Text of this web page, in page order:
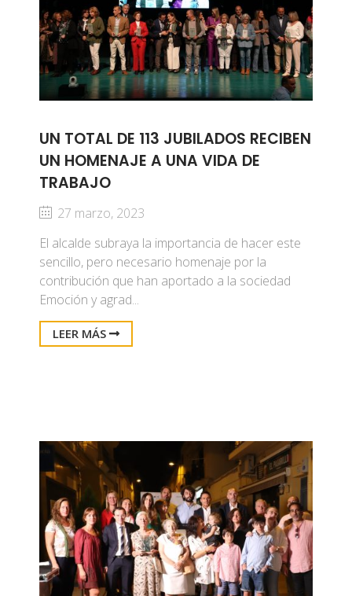
UN TOTAL DE 113 JUBILADOS RECIBEN
UN HOMENAJE A UNA VIDA DE
TRABAJO
27 marzo, 2023
El alcalde subraya la importancia de hacer este
sencillo, pero necesario homenaje por la
contribución que han aportado a la sociedad
Emoción y agrad...
LEER MÁS